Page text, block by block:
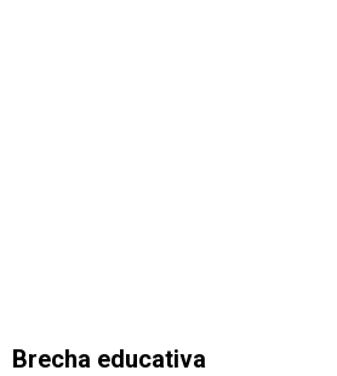
Brecha educativa